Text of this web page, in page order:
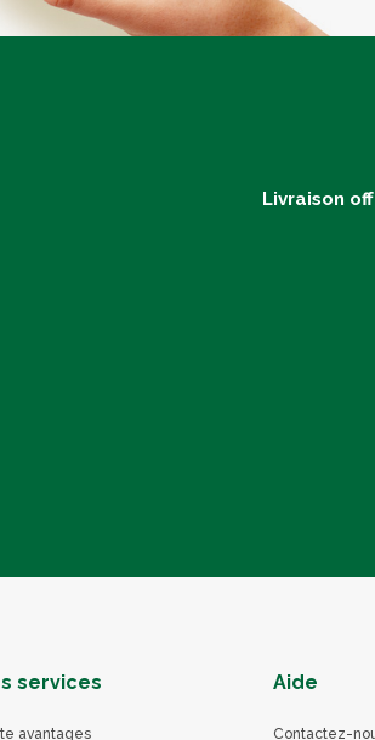
Livraison
services
avantages
Aide
Contactez-